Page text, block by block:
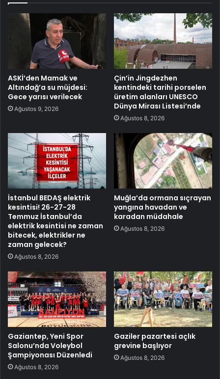
ASKİ’den Mamak ve
Altındağ’a su müjdesi:
Gece yarısı verilecek
Ağustos 9, 2026
Çin’in Jingdezhen
kentindeki tarihi porselen
üretim alanları UNESCO
Dünya Mirası Listesi’nde
Ağustos 8, 2026
İstanbul BEDAŞ elektrik
kesintisi! 26-27-28
Temmuz İstanbul’da
elektrik kesintisi ne zaman
bitecek, elektrikler ne
zaman gelecek?
Ağustos 8, 2026
Muğla’da ormana sıçrayan
yangına havadan ve
karadan müdahale
Ağustos 8, 2026
Gaziantep, Yeni Spor
Salonu’nda Voleybol
Şampiyonası Düzenledi
Ağustos 8, 2026
Gaziler pazartesi açlık
grevine başlıyor
Ağustos 8, 2026